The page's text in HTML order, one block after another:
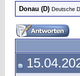
Donau (D) Deutsche